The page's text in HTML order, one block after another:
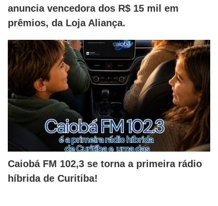
anuncia vencedora dos R$ 15 mil em
prêmios, da Loja Aliança.
Caiobá FM 102,3 se torna a primeira rádio
híbrida de Curitiba!